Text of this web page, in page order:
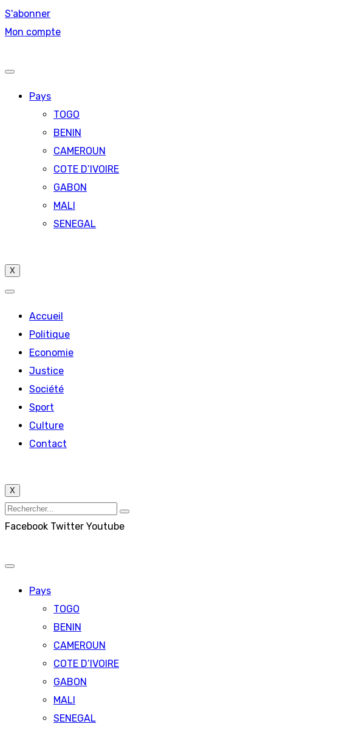
S'abonner
Mon compte
Pays
TOGO
BENIN
CAMEROUN
COTE D’IVOIRE
GABON
MALI
SENEGAL
X
Accueil
Politique
Economie
Justice
Société
Sport
Culture
Contact
X
Facebook Twitter Youtube
Pays
TOGO
BENIN
CAMEROUN
COTE D’IVOIRE
GABON
MALI
SENEGAL